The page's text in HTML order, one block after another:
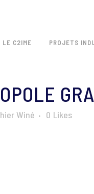
LE C2IME PROJETS
Winé 0 Likes